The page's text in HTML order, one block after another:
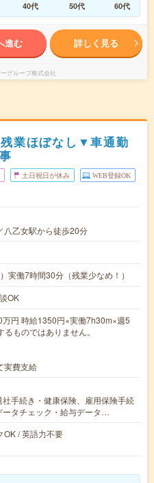
40代 50代 60代
進む 詳しく見る
グループ株式会社
業ほぼなし▼車通勤
土日祝日が休み WEB登録OK
八乙女駅から徒歩20分
実働7時間30分（残業少なめ！）
OK
円 時給1350円×実働7h30m×週5
ものではありません。
実費支給
社手続き・健康保険、雇用保険手続
ータチェック・給与データ…
OK / 英語力不要